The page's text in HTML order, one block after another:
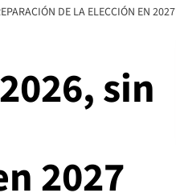
DE LA ELECCIÓN EN 2027
sin
2027